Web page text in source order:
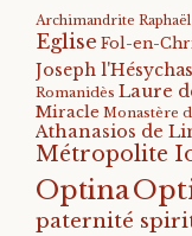
Archimandrite
Eglise Fol-en-
Joseph
Romanidès Laure
Miracle Monastère
Athanasios de
Métropolite
Optina
paternité